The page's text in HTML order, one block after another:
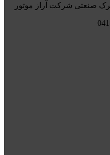
صنعتی شرکت آراز موتور